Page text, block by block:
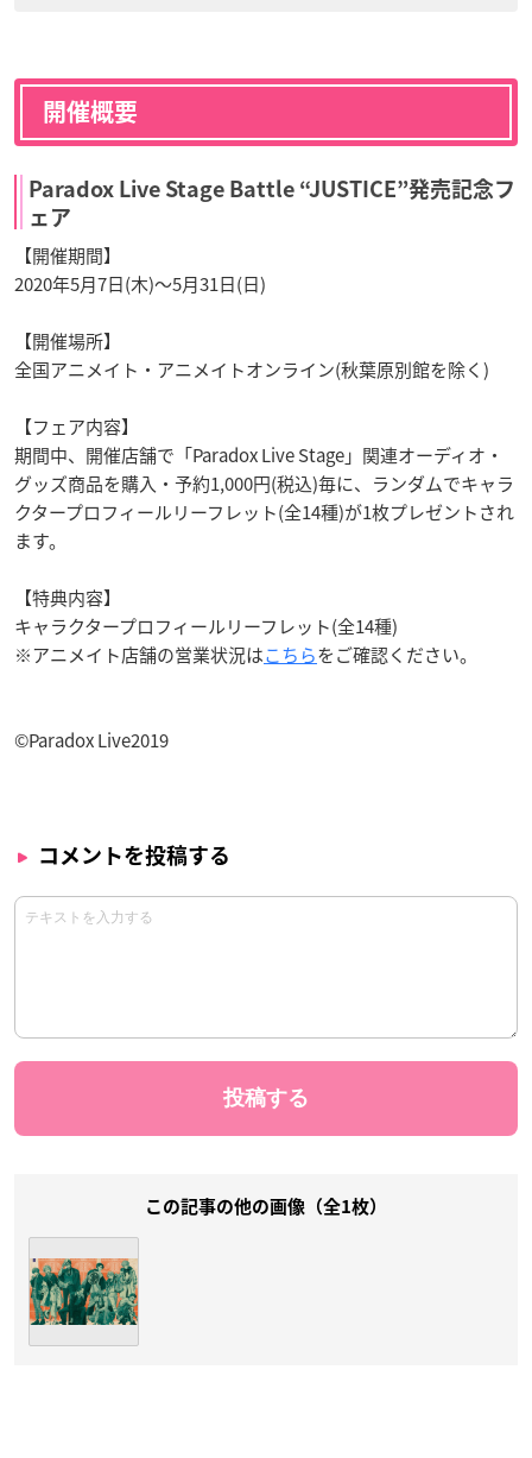
開催概要
Paradox Live Stage Battle “JUSTICE”発売記念フ
ェア
【開催期間】
2020年5月7日(木)～5月31日(日)
【開催場所】
全国アニメイト・アニメイトオンライン(秋葉原別館を除く)
【フェア内容】
期間中、開催店舗で「Paradox Live Stage」関連オーディオ・
グッズ商品を購入・予約1,000円(税込)毎に、ランダムでキャラ
クタープロフィールリーフレット(全14種)が1枚プレゼントされ
ます。
【特典内容】
キャラクタープロフィールリーフレット(全14種)
※アニメイト店舗の営業状況はこちらをご確認ください。
©Paradox Live2019
コメントを投稿する
この記事の他の画像（全1枚）